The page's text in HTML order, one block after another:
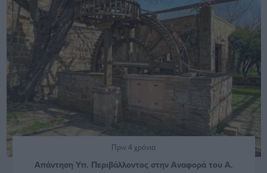
Πριν 4 χρόνια
Απάντηση Υπ. Περιβάλλοντος στην Αναφορά του Α.